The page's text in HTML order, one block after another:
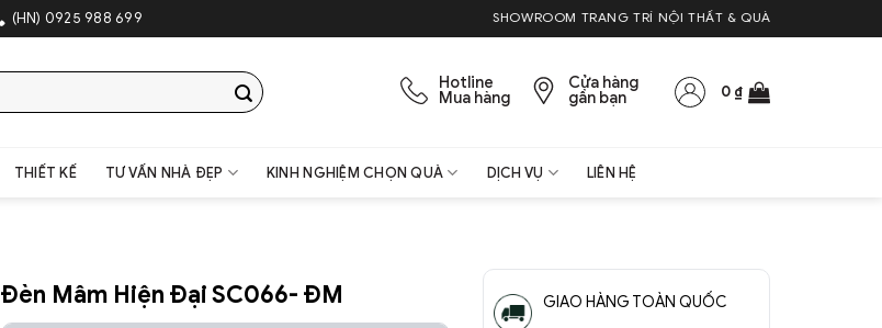
(HN) 0925 988 699 SHOWROOM TRANG TRÍ NỘI THẤT & QUÀ TẶNG
Hotline
Mua hàng
Cửa hàng
gần bạn 0 ₫
THIẾT KẾ TƯ VẤN NHÀ ĐẸP KINH NGHIỆM CHỌN QUÀ DỊCH VỤ LIÊN HỆ
Đèn Mâm Hiện Đại SC066- ĐM GIAO HÀNG TOÀN QUỐC